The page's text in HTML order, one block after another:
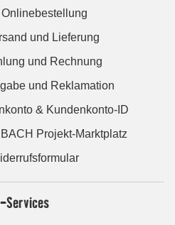
und Lieferung
und Rechnung
und Reklamation
& Kundenkonto-ID
Projekt-Marktplatz
Services